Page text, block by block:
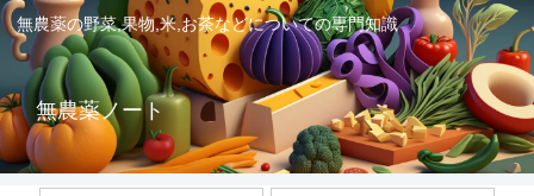
無農薬の野菜,果物,米,お茶などについての専門知識
無農薬ノート